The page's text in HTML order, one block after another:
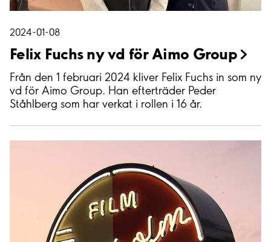
2024-01-08
Felix Fuchs ny vd för Aimo Group
Från den 1 februari 2024 kliver Felix Fuchs in som ny
vd för Aimo Group. Han efterträder Peder
Ståhlberg som har verkat i rollen i 16 år.